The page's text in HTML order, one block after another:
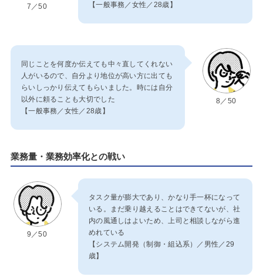
7／50
【一般事務／女性／28歳】
同じことを何度か伝えても中々直してくれない
人がいるので、自分より地位が高い方に出ても
らいしっかり伝えてもらいました。時には自分
以外に頼ることも大切でした
【一般事務／女性／28歳】
8／50
業務量・業務効率化との戦い
9／50
タスク量が膨大であり、かなり手一杯になって
いる。まだ乗り越えることはできてないが、社
内の風通しはよいため、上司と相談しながら進
めれている
【システム開発（制御・組込系）／男性／29
歳】